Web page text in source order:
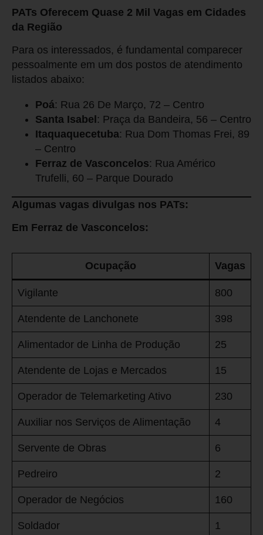
PATs Oferecem Quase 2 Mil Vagas em Cidades
da Região
Para os interessados, é fundamental comparecer
pessoalmente em um dos postos de atendimento
listados abaixo:
Poá: Rua 26 De Março, 72 – Centro
Santa Isabel : Praça da Bandeira, 56 – Centro
Itaquaquecetuba: Rua Dom Thomas Frei, 89
– Centro
Ferraz de Vasconcelos: Rua Américo
Trufelli, 60 – Parque Dourado
Algumas vagas divulgas nos PATs:
Em Ferraz de Vasconcelos:
Ocupação Vagas
Vigilante 800
Atendente de Lanchonete 398
Alimentador de Linha de Produção 25
Atendente de Lojas e Mercados 15
Operador de Telemarketing Ativo 230
Auxiliar nos Serviços de Alimentação 4
Servente de Obras 6
Pedreiro 2
Operador de Negócios 160
Soldador 1